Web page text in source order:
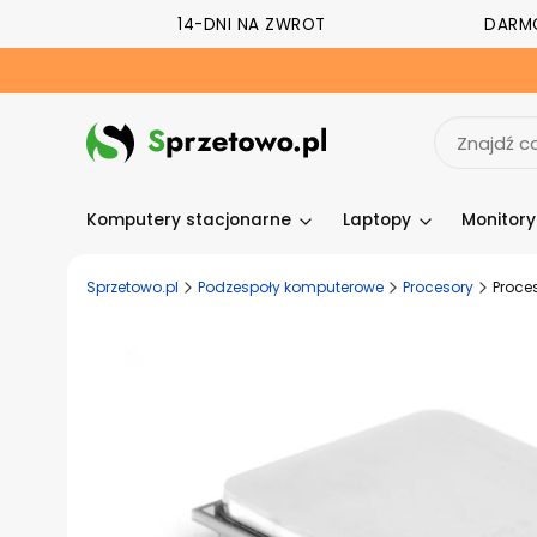
14-DNI NA ZWROT
Komputery stacjonarne Laptopy
Sprzetowo.pl Podzespoły komputerowe Procesory